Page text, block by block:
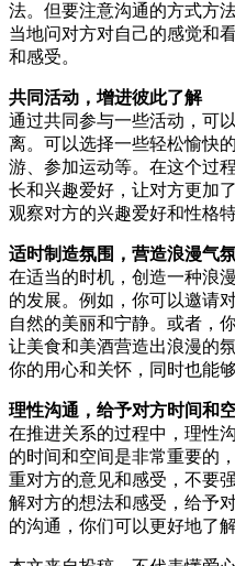
法。但要注意沟通的方式方
当地问对方对自己的感觉和
和感受。
共同活动，增进彼此了解
通过共同参与一些活动，可
离。可以选择一些轻松愉快
游、参加运动等。在这个过
长和兴趣爱好，让对方更加
观察对方的兴趣爱好和性格
适时制造氛围，营造浪漫气
在适当的时机，创造一种浪
的发展。例如，你可以邀请
自然的美丽和宁静。或者，
让美食和美酒营造出浪漫的
你的用心和关怀，同时也能
理性沟通，给予对方时间和
在推进关系的过程中，理性
的时间和空间是非常重要的
重对方的意见和感受，不要
解对方的想法和感受，给予
的沟通，你们可以更好地了